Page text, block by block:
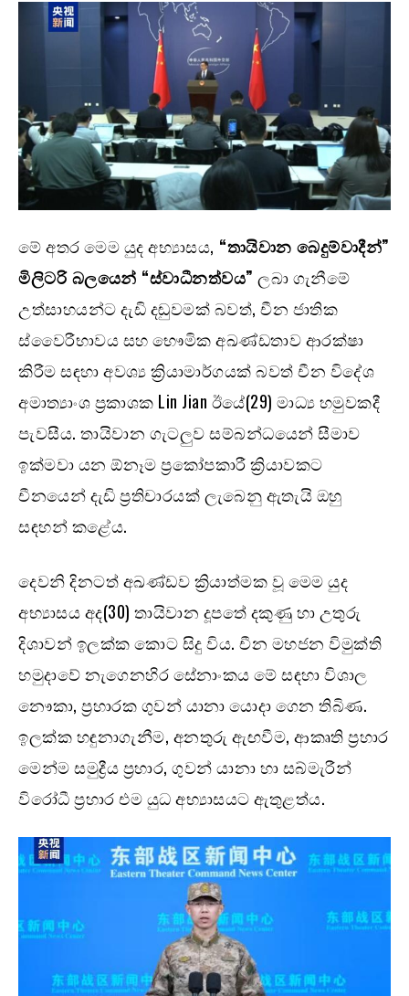
මේ අතර මෙම යුද අභ්‍යාසය, “තායිවාන බෙදුම්වාදීන්”
මිලිටරි බලයෙන් “ස්වාධීනත්වය” ලබා ගැනීමේ
උත්සාහයන්ට දැඩි දඬුවමක් බවත්, චීන ජාතික
ස්වෛරීභාවය සහ භෞමික අඛණ්ඩතාව ආරක්ෂා
කිරීම සඳහා අවශ්‍ය ක්‍රියාමාර්ගයක් බවත් චීන විදේශ
අමාත්‍යාංශ ප්‍රකාශක Lin Jian ඊයේ(29) මාධ්‍ය හමුවකදී
පැවසීය. තායිවාන ගැටලුව සම්බන්ධයෙන් සීමාව
ඉක්මවා යන ඕනෑම ප්‍රකෝපකාරී ක්‍රියාවකට
චීනයෙන් දැඩි ප්‍රතිචාරයක් ලැබෙනු ඇතැයි ඔහු
සඳහන් කළේය.
දෙවනි දිනටත් අඛණ්ඩව ක්‍රියාත්මක වූ මෙම යුද
අභ්‍යාසය අද(30) තායිවාන දූපතේ දකුණු හා උතුරු
දිශාවන් ඉලක්ක කොට සිදු විය. චීන මහජන විමුක්ති
හමුදාවේ නැගෙනහිර සේනාංකය මේ සඳහා විශාල
නෞකා, ප්‍රහාරක ගුවන් යානා යොදා ගෙන තිබිණ.
ඉලක්ක හඳුනාගැනීම, අනතුරු ඇඟවීම, ආකෘති ප්‍රහාර
මෙන්ම සමුද්‍රීය ප්‍රහාර, ගුවන් යානා හා සබ්මැරීන්
විරෝධී ප්‍රහාර එම යුධ අභ්‍යාසයට ඇතුළත්ය.